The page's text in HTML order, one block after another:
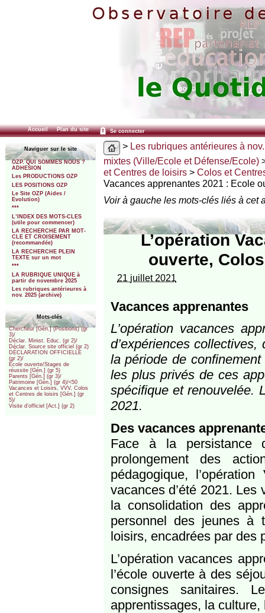
Accueil Plan du site Se connecter
Naviguer sur le site
OZP. QUI SOMMES NOUS ?
ADHESION
Les PRODUCTIONS OZP
LES POSITIONS OZP
Le Site OZP (Aides /
Evolution)
***
L’INDEX DES MOTS-CLES
(utile pour commencer)
LA RECHERCHE PAR MOT-
CLE ET CROISEMENT
(recommandée)
LA RECHERCHE PLEIN
TEXTE sur un mot
***
LA RUBRIQUE UNIQUE à
partir de novembre 2025
Les rubriques antérieures à
nov. 2025 (archive)
Mots-clés
Chercheur [Gén.] (Positions) (gr
3)/
Déclar. Minist. Educ. (gr 2)/
Déclar. Source site officiel (gr 2)
DÉCLARATION OFFICIELLE
(gr 2)/
École ouverte/Stages de
réussite [Gén.] (gr 5)
Parents [Gén.] (gr 3)/
Patrimoine [Gén.] (gr 4)/<50
Vacances et Loisirs, VVV, Colos
et Centres de loisirs [Gén.] (gr
5)/
Visite d’officiel [Act.] (gr 2)
> Les rubriques antérieures à
mixtes (Ville/Ecole et Défense/Ecole)
et Centres de loisirs> Colos et
Vacances apprenantes 2021 : Ecole
Voir à gauche les mots-clés liés à cet
L’opération
ouverte,
21 juillet 2021
Vacances apprenantes
L’opération vacances
d’expériences
la période de
les plus privés de ces
spécifique et renouvelée.
2021.
Des vacances
Face à la
prolongement des
pédagogique,
vacances d’été 2021. Les
la consolidation des
personnel des jeunes à
loisirs, encadrées par des
L’opération vacances
l’école ouverte à des
consignes sanitaires.
apprentissages, la